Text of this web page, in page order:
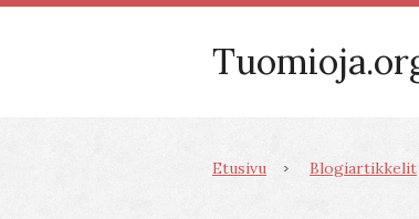
Etusivu Blogiartikkelit